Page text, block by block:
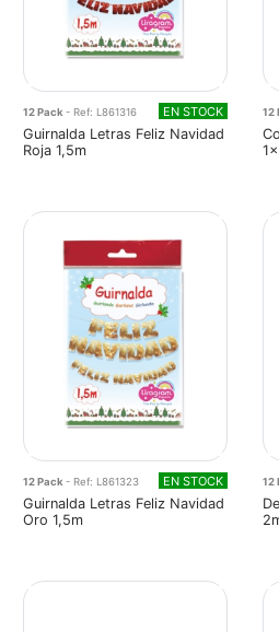
12 Pack - Ref: L861316 EN STOCK
Guirnalda Letras Feliz Navidad
Roja 1,5m
12
12 Pack - Ref: L861323 EN STOCK
Guirnalda Letras Feliz Navidad
Oro 1,5m
12